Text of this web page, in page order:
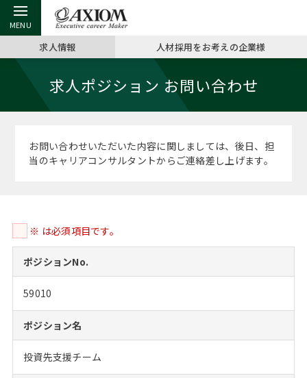
戻る
アクシアムの特長 ミッシ
コンサ
サービス案内
お申し
キャリ
戻る
キャリア支援 TOP
キャリアデザイン講座
（最新求人市場動向）
キャリ
MBAの
おわり
MBAの転職事例
MBAからのFAQ
MBA留学生数の推移
MBA留
日本か
インターン受入企業一覧
MBAを生かす求人特集
戻る
転職ツール TOP
英文レジュメの書き方
英文レ
パワー
よくある面接Q&A集
外資系／面接攻略のコツ
戻る
転職コラム TOP
“展”職相談室
転職成功への4つの鍵
キャリアに効く一冊
注目企業インタビュー
戻る
イベント・セミナー TOP
ジョブフェア
キャリアフォーラム
プロ経営者の特別セミナー
Career Talk Live
MBA NETWORKING
戻る
会社概要 TOP
沿革
採用情報
パブリシティ
ニュースリリース
求人情報 人材採用をお考えの企業様
求人ポジション お問い合わせ
お問い合わせいただいた内容に関しましては、後日、担
当のキャリアコンサルタントからご連絡差し上げます。
※ は必須項目です。
ポジションNo.
59010
ポジション名
投資先支援チーム